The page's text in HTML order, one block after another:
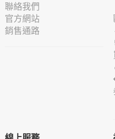
聯絡我們
官方網站
銷售通路